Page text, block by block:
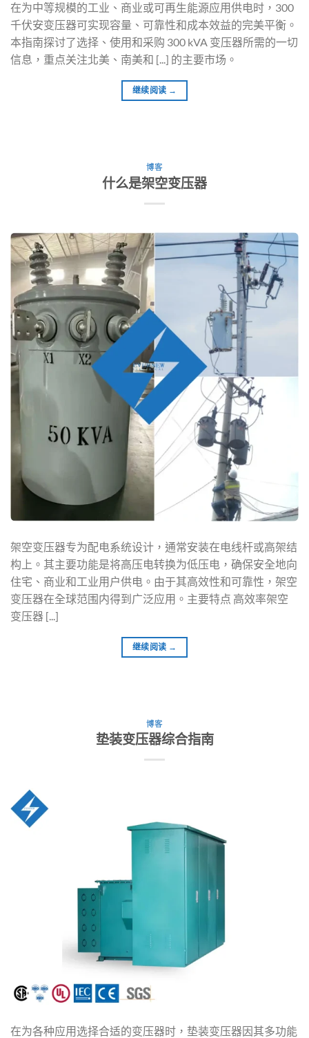
在为中等规模的工业、商业或可再生能源应用供电时，300
千伏安变压器可实现容量、可靠性和成本效益的完美平衡。
本指南探讨了选择、使用和采购 300 kVA 变压器所需的一切
信息，重点关注北美、南美和 [...] 的主要市场。
继续阅读 →
博客
什么是架空变压器
架空变压器专为配电系统设计，通常安装在电线杆或高架结
构上。其主要功能是将高压电转换为低压电，确保安全地向
住宅、商业和工业用户供电。由于其高效性和可靠性，架空
变压器在全球范围内得到广泛应用。主要特点 高效率架空
变压器 [...]
继续阅读 →
博客
垫装变压器综合指南
在为各种应用选择合适的变压器时，垫装变压器因其多功能